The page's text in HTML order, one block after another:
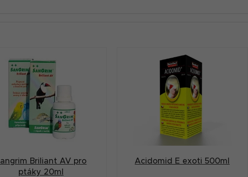
Briliant AV pro
ptáky 20ml
Acidomid E exoti 500ml